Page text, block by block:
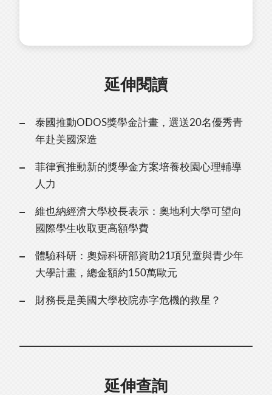
延伸閱讀
泰國推動ODOS獎學金計畫，選送20名優秀青
年赴美國深造
菲律賓推動新的獎學金方案培養校園心理輔導
人力
維也納經濟大學校長表示：奧地利大學可望向
國際學生收取更高額學費
體驗科研：奧婦科研部資助21項兒童與青少年
大學計畫，總金額約150萬歐元
財務長是美國大學校院赤字危機的救星？
延伸查詢